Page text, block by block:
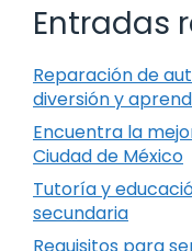
Entradas
Reparación de
diversión y
Encuentra la
Ciudad de México
Tutoría y
secundaria
Requisitos para